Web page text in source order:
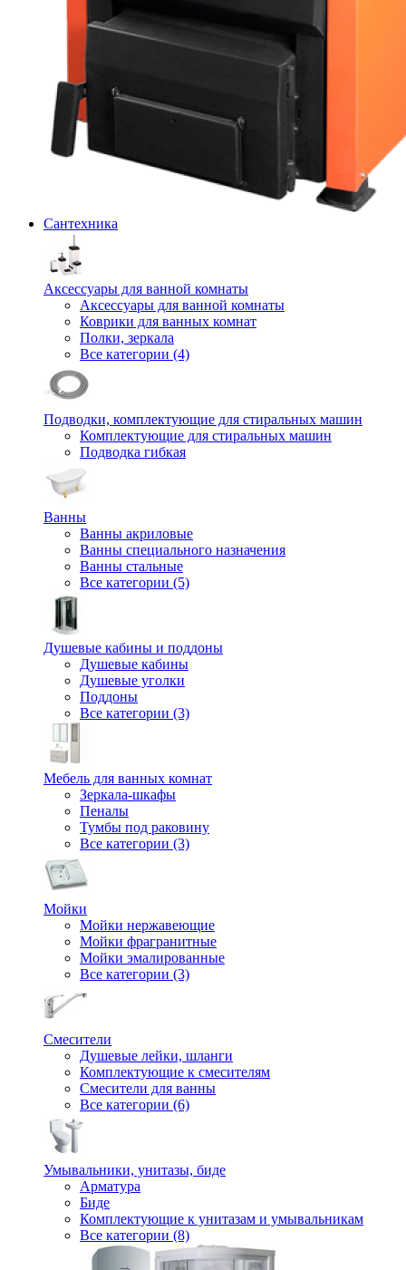
Сантехника
Аксессуары для ванной комнаты
Аксессуары для ванной комнаты
Коврики для ванных комнат
Полки, зеркала
Все категории (4)
Подводки, комплектующие для стиральных машин
Комплектующие для стиральных машин
Подводка гибкая
Ванны
Ванны акриловые
Ванны специального назначения
Ванны стальные
Все категории (5)
Душевые кабины и поддоны
Душевые кабины
Душевые уголки
Поддоны
Все категории (3)
Мебель для ванных комнат
Зеркала-шкафы
Пеналы
Тумбы под раковину
Все категории (3)
Мойки
Мойки нержавеющие
Мойки фрагранитные
Мойки эмалированные
Все категории (3)
Смесители
Душевые лейки, шланги
Комплектующие к смесителям
Смесители для ванны
Все категории (6)
Умывальники, унитазы, биде
Арматура
Биде
Комплектующие к унитазам и умывальникам
Все категории (8)